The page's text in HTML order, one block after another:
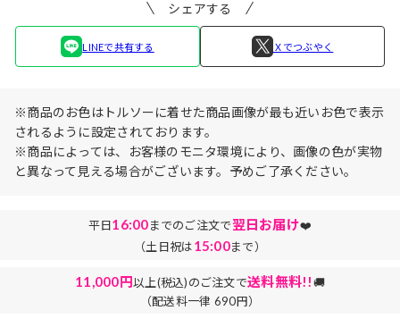
シェアする
LINEで共有する Ｘでつぶやく
※商品のお色はトルソーに着せた商品画像が最も近いお色で表示
されるように設定されております。
※商品によっては、お客様のモニタ環境により、画像の色が実物
と異なって見える場合がございます。予めご了承ください。
平日16:00までのご注文で翌日お届け❤️
（土日祝は15:00まで）
11,000円以上(税込)のご注文で送料無料!!🚚
（配送料一律 690円）